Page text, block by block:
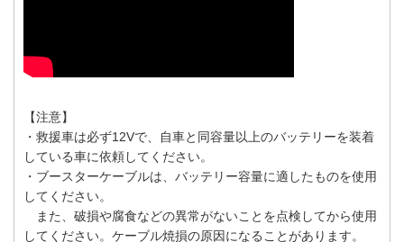
【注意】
・救援車は必ず12Vで、自車と同容量以上のバッテリーを装着
している車に依頼してください。
・ブースターケーブルは、バッテリー容量に適したものを使用
してください。
また、破損や腐食などの異常がないことを点検してから使用
してください。ケーブル焼損の原因になることがあります。